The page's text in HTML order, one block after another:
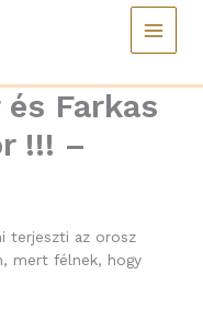
Farkas
!!! –
terjeszti az orosz
mert félnek, hogy